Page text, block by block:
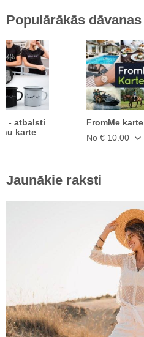
Populārākās dāvanas
- atbalsti
karte
FromMe karte
No € 10.00
Jaunākie raksti